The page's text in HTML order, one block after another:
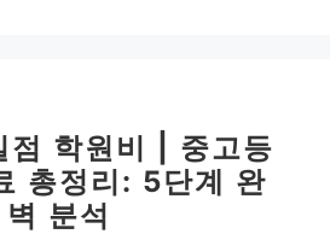
점 학원비 | 중고등
총정리: 5단계 완
벽 분석